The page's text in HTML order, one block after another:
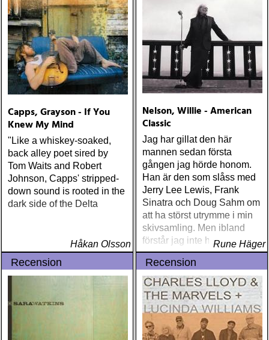
Capps, Grayson - If You
Knew My Mind
"Like a whiskey-soaked,
back alley poet sired by
Tom Waits and Robert
Johnson, Capps' stripped-
down sound is rooted in the
dark side of the Delta
Håkan Olsson
Nelson, Willie - American
Classic
Jag har gillat den här
mannen sedan första
gången jag hörde honom.
Han är den som slåss med
Jerry Lee Lewis, Frank
Sinatra och Doug Sahm om
att ha störst utrymme i min
skivsamling. Men ibland
förstår jag inte honomRune Häger
Recension Recension